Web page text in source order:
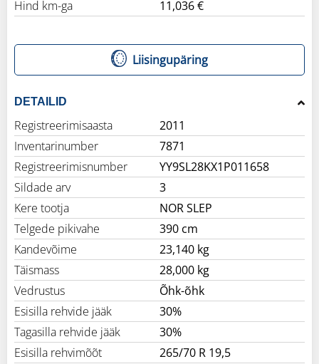
Hind km-ga
11,036 €
Liisingupäring
DETAILID
Registreerimisaasta
2011
Inventarinumber
7871
Registreerimisnumber
YY9SL28KX1P011658
Sildade arv
3
Kere tootja
NOR SLEP
Telgede pikivahe
390 cm
Kandevõime
23,140 kg
Täismass
28,000 kg
Vedrustus
Õhk-õhk
Esisilla rehvide jääk
30%
Tagasilla rehvide jääk
30%
Esisilla rehvimõõt
265/70 R 19,5